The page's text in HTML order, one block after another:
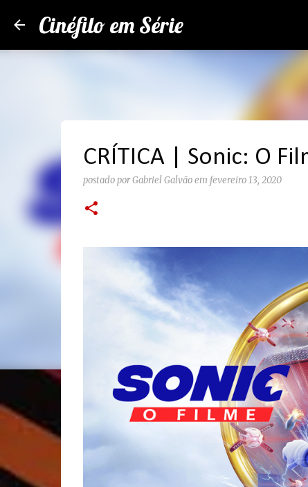
Cinéfilo em Série
CRÍTICA | Sonic: O
postado porGabriel Galvão em fevereiro 13, 2020